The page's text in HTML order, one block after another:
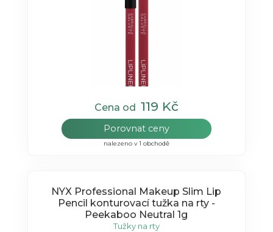
Cena od 119 Kč
Porovnat ceny
nalezeno v 1 obchodě
NYX Professional Makeup Slim Lip
Pencil konturovací tužka na rty -
Peekaboo Neutral 1g
Tužky na rty